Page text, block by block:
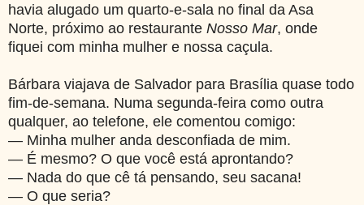
havia alugado um quarto-e-sala no final da Asa
Norte, próximo ao restaurante Nosso Mar, onde
fiquei com minha mulher e nossa caçula.
Bárbara viajava de Salvador para Brasília quase todo
fim-de-semana. Numa segunda-feira como outra
qualquer, ao telefone, ele comentou comigo:
— Minha mulher anda desconfiada de mim.
— É mesmo? O que você está aprontando?
— Nada do que cê tá pensando, seu sacana!
— O que seria?